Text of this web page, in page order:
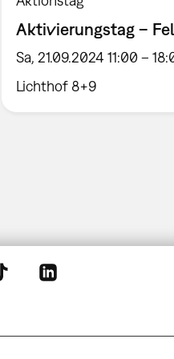
Aktivierungstag –
Sa, 21.09.2024 11:00 –
Lichthof 8+9